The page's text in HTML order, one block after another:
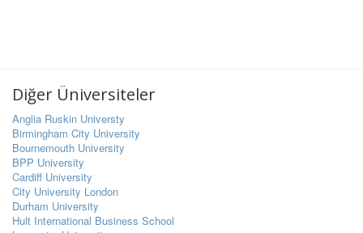
Diğer Üniversiteler
Anglia Ruskin Universty
Birmingham City University
Bournemouth University
BPP University
Cardiff University
City University London
Durham University
Hult International Business School